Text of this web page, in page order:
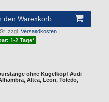
den Warenkorb
zzgl.Versandkosten
1-2 Tage*
ohne Kugelkopf Audi
Altea, Leon, Toledo,